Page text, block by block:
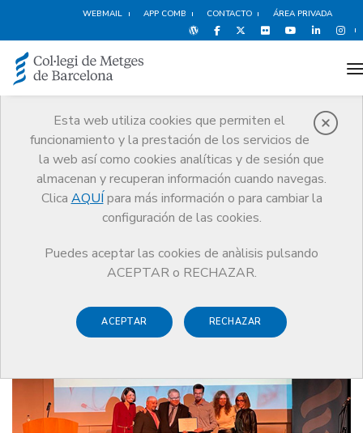
WEBMAIL APP COMB CONTACTO ÁREA PRIVADA
Esta web utiliza cookies que permiten el
funcionamiento y la prestación de los servicios de
la web así como cookies analíticas y de sesión que
almacenan y recuperan información cuando navegas.
Clica AQUÍ para más información o para cambiar la
configuración de las cookies.
Puedes aceptar las cookies de anàlisis pulsando
ACEPTAR o RECHAZAR.
ACEPTAR RECHAZAR
Noticias
Comunicación
Noticias
La Junta Comarcal del Alt Penedès del Colegio de Médicos de
Barcelona celebra el Acto de la Profesión Médica